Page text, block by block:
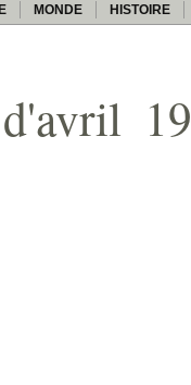
MONDE HISTOIRE